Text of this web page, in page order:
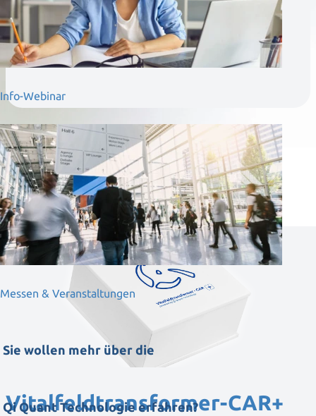
Info-Webinar
Messen & Veranstaltungen
Sie wollen mehr über die
Qi Quant Technologie erfahren?
Lassen Sie sich von unseren Experten individuell
unterstützen und finden Sie die beste Lösung für
Ihre Herausforderungen.
Vitalfeldtransformer-CAR+